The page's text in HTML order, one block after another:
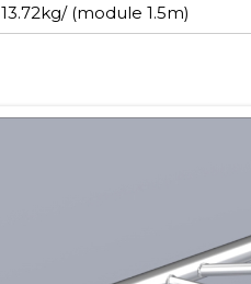
13.72kg/ (module 1.5m)